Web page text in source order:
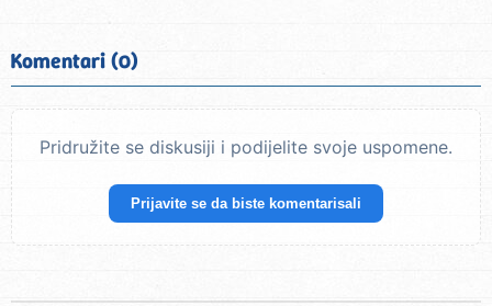
Komentari (0)
Pridružite se diskusiji i podijelite svoje uspomene.
Prijavite se da biste komentarisali